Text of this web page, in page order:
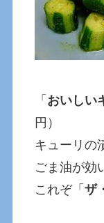
「 おいしい
円）
キューリの
ごま油が効
これぞ「ザ